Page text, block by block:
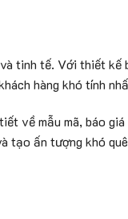
tinh tế. Với thiết kế
hàng khó tính
về mẫu mã, báo
tạo ấn tượng khó